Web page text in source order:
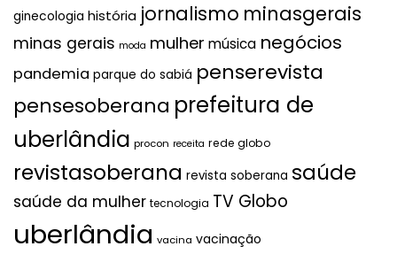
ginecologia história jornalismo minasgerais
minas gerais moda mulher música negócios
pandemia parque do sabiá penserevista
pensesoberana prefeitura de
uberlândia procon receita rede globo
revistasoberana revista soberana saúde
saúde da mulher tecnologia TV Globo
uberlândia vacina vacinação